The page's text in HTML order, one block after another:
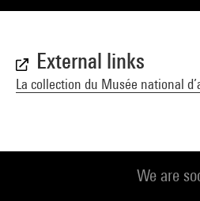
External links
La collection du Musée national
We are